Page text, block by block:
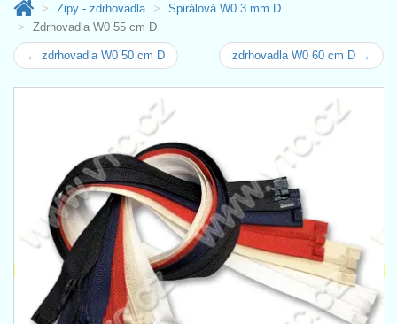
Zipy - zdrhovadla
Spirálová W0 3 mm D
Zdrhovadla W0 55 cm D
← zdrhovadla W0 50 cm D zdrhovadla W0 60 cm D →